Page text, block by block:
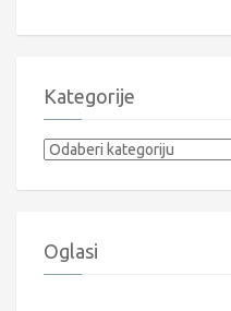
Kategorije
Kategorije
Oglasi